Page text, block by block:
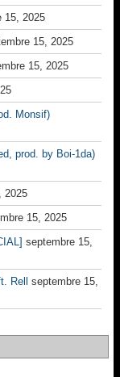
15, 2025
15, 2025
15, 2025
Monsif)
prod. by Boi-1da)
2025
15, 2025
septembre 15,
Rell
septembre 15,